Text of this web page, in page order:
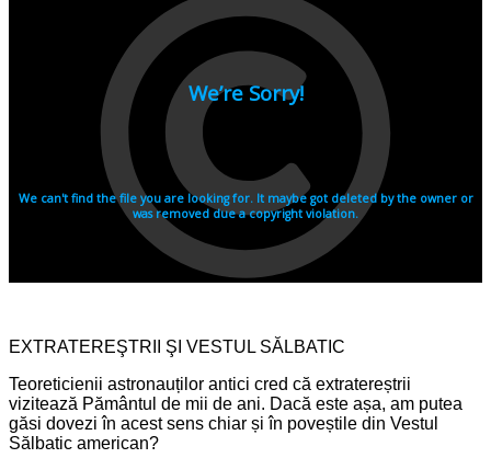
EXTRATEREŞTRII ŞI VESTUL SĂLBATIC
Teoreticienii astronauților antici cred că extratereștrii
vizitează Pământul de mii de ani. Dacă este așa, am putea
găsi dovezi în acest sens chiar și în poveștile din Vestul
Sălbatic american?